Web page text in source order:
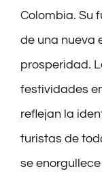
Colombia. Su
de una nueva
prosperidad.
festividades
reflejan la
turistas de
se